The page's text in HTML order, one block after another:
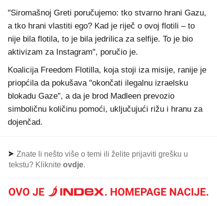
"Siromašnoj Greti poručujemo: tko stvarno hrani Gazu,
a tko hrani vlastiti ego? Kad je riječ o ovoj flotili – to
nije bila flotila, to je bila jedrilica za selfije. To je bio
aktivizam za Instagram", poručio je.
Koalicija Freedom Flotilla, koja stoji iza misije, ranije je
priopćila da pokušava "okončati ilegalnu izraelsku
blokadu Gaze", a da je brod Madleen prevozio
simboličnu količinu pomoći, uključujući rižu i hranu za
dojenčad.
Znate li nešto više o temi ili želite prijaviti grešku u
tekstu? Kliknite ovdje.